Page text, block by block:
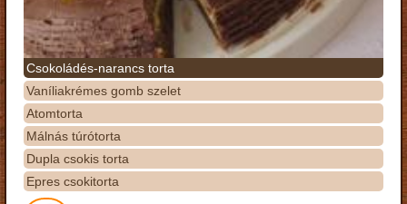
Csokoládés-narancs torta
Vaníliakrémes gomb szelet
Atomtorta
Málnás túrótorta
Dupla csokis torta
Epres csokitorta